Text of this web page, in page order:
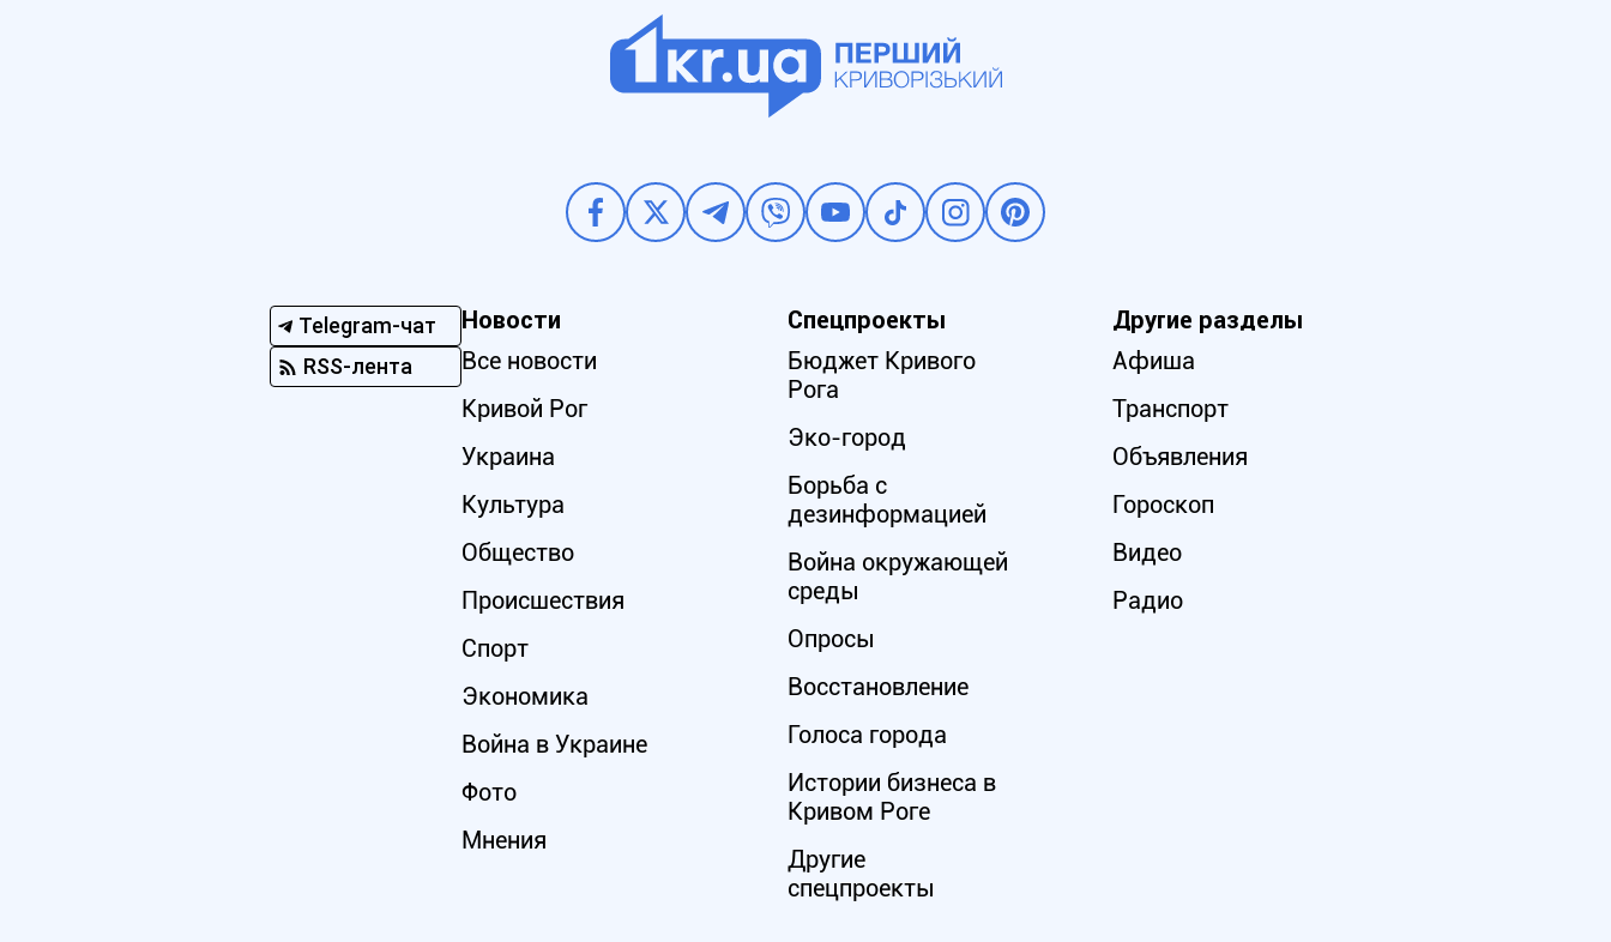
Telegram-чат
RSS-лента
Новости
Все новости
Кривой Рог
Украина
Культура
Общество
Происшествия
Спорт
Экономика
Война в Украине
Фото
Мнения
Спецпроекты
Бюджет Кривого
Рога
Эко-город
Борьба с
дезинформацией
Война окружающей
среды
Опросы
Восстановление
Голоса города
Истории бизнеса в
Кривом Роге
Другие
спецпроекты
Другие разделы
Афиша
Транспорт
Объявления
Гороскоп
Видео
Радио